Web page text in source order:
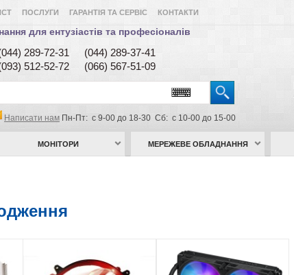
ПОСЛУГИ ГАРАНТІЯ ТА СЕРВІС КОНТАКТИ
для ентузіастів та професіоналів
289-72-31
(044) 289-37-41
512-52-72
(066) 567-51-09
Написати нам Пн-Пт: с 9-00 до 18-30 Сб: с 10-00 до 15-00
МОНІТОРИ МЕРЕЖЕВЕ ОБЛАДНАННЯ